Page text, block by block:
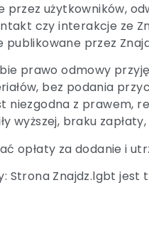
przez użytkowników,
czy interakcje ze
przez
prawo odmowy
bez podania
niezgodna z prawem,
wyższej, braku
opłaty za dodanie i
Strona Znajdz.lgbt jest